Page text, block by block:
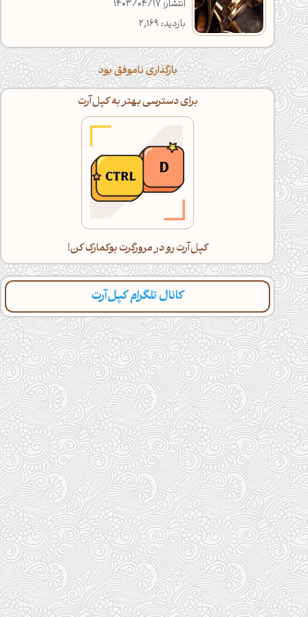
انتشار: 1403/04/17
بازدید: 2,169
بارگذاری ناموفق بود
برای دسترسی بهتر به کپل‌آرت
کپل‌آرت رو در مرورگرت بوکمارک کن!
کانال تلگرام کپل‌آرت